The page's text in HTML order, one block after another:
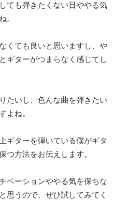
ても弾きたくない日ややる気
。
くても良いと思いますし、や
ギターがつまらなく感じてし
たいし、色んな曲を弾きたい
よね。
ギターを弾いている僕がギタ
つ方法をお伝えします。
ベーションややる気を保ちな
思うので、ぜひ試してみてく